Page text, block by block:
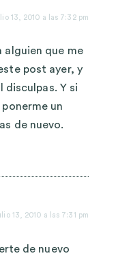
13, 2010 a las 7:32 pm
alguien que me
post ayer, y
disculpas. Y si
un
de nuevo.
13, 2010 a las 7:31 pm
de nuevo